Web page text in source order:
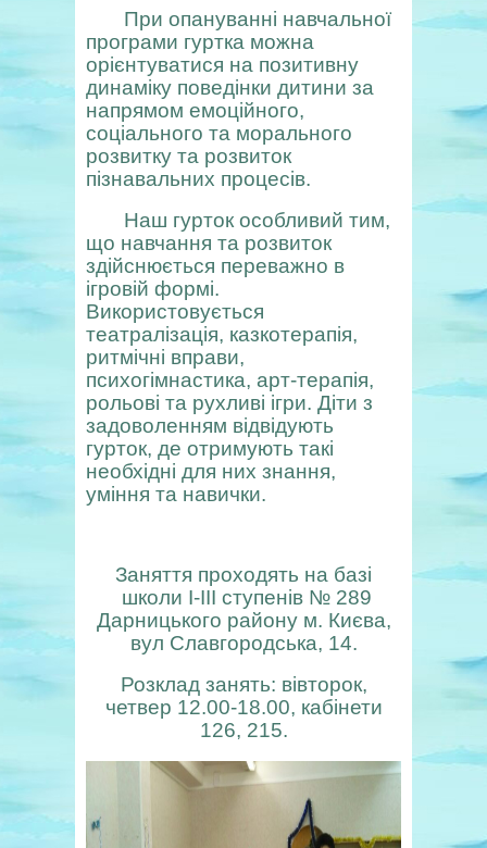
При опануванні навчальної
програми гуртка можна
орієнтуватися на позитивну
динаміку поведінки дитини за
напрямом емоційного,
соціального та морального
розвитку та розвиток
пізнавальних процесів.
Наш гурток особливий тим,
що навчання та розвиток
здійснюється переважно в
ігровій формі.
Використовується
театралізація, казкотерапія,
ритмічні вправи,
психогімнастика, арт-терапія,
рольові та рухливі ігри. Діти з
задоволенням відвідують
гурток, де отримують такі
необхідні для них знання,
уміння та навички.
Заняття проходять на базі
школи І-ІІІ ступенів № 289
Дарницького району м. Києва,
вул Славгородська, 14.
Розклад занять: вівторок,
четвер 12.00-18.00, кабінети
126, 215.